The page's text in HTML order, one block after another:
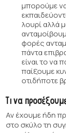
μπορούμε
λουρί αλλά
φορές
πάντα
είναι το να
παίξουμε
οτιδήποτε
Τι να
Αν έχουμε ήδη
στο σκύλο τη